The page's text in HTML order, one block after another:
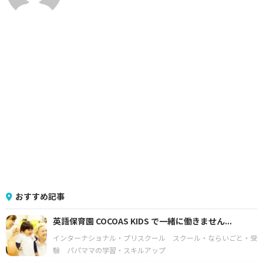
おすすめ記事
英語保育園 COCOAS KIDS で一緒に働きません...
インターナショナル・プリスクール
スクール・ならいごと・受
験
パパママの学習・スキルアップ